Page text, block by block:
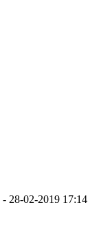
- 28-02-2019 17:14